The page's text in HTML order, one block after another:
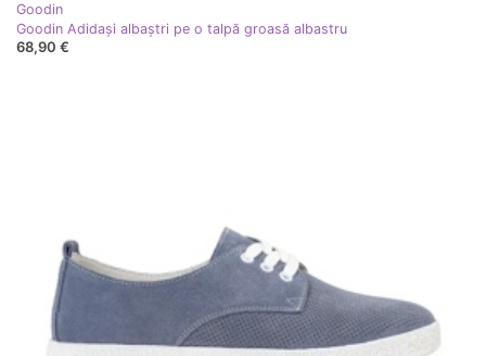
Goodin
Goodin Adidași albaștri pe o talpă groasă albastru
68,90 €